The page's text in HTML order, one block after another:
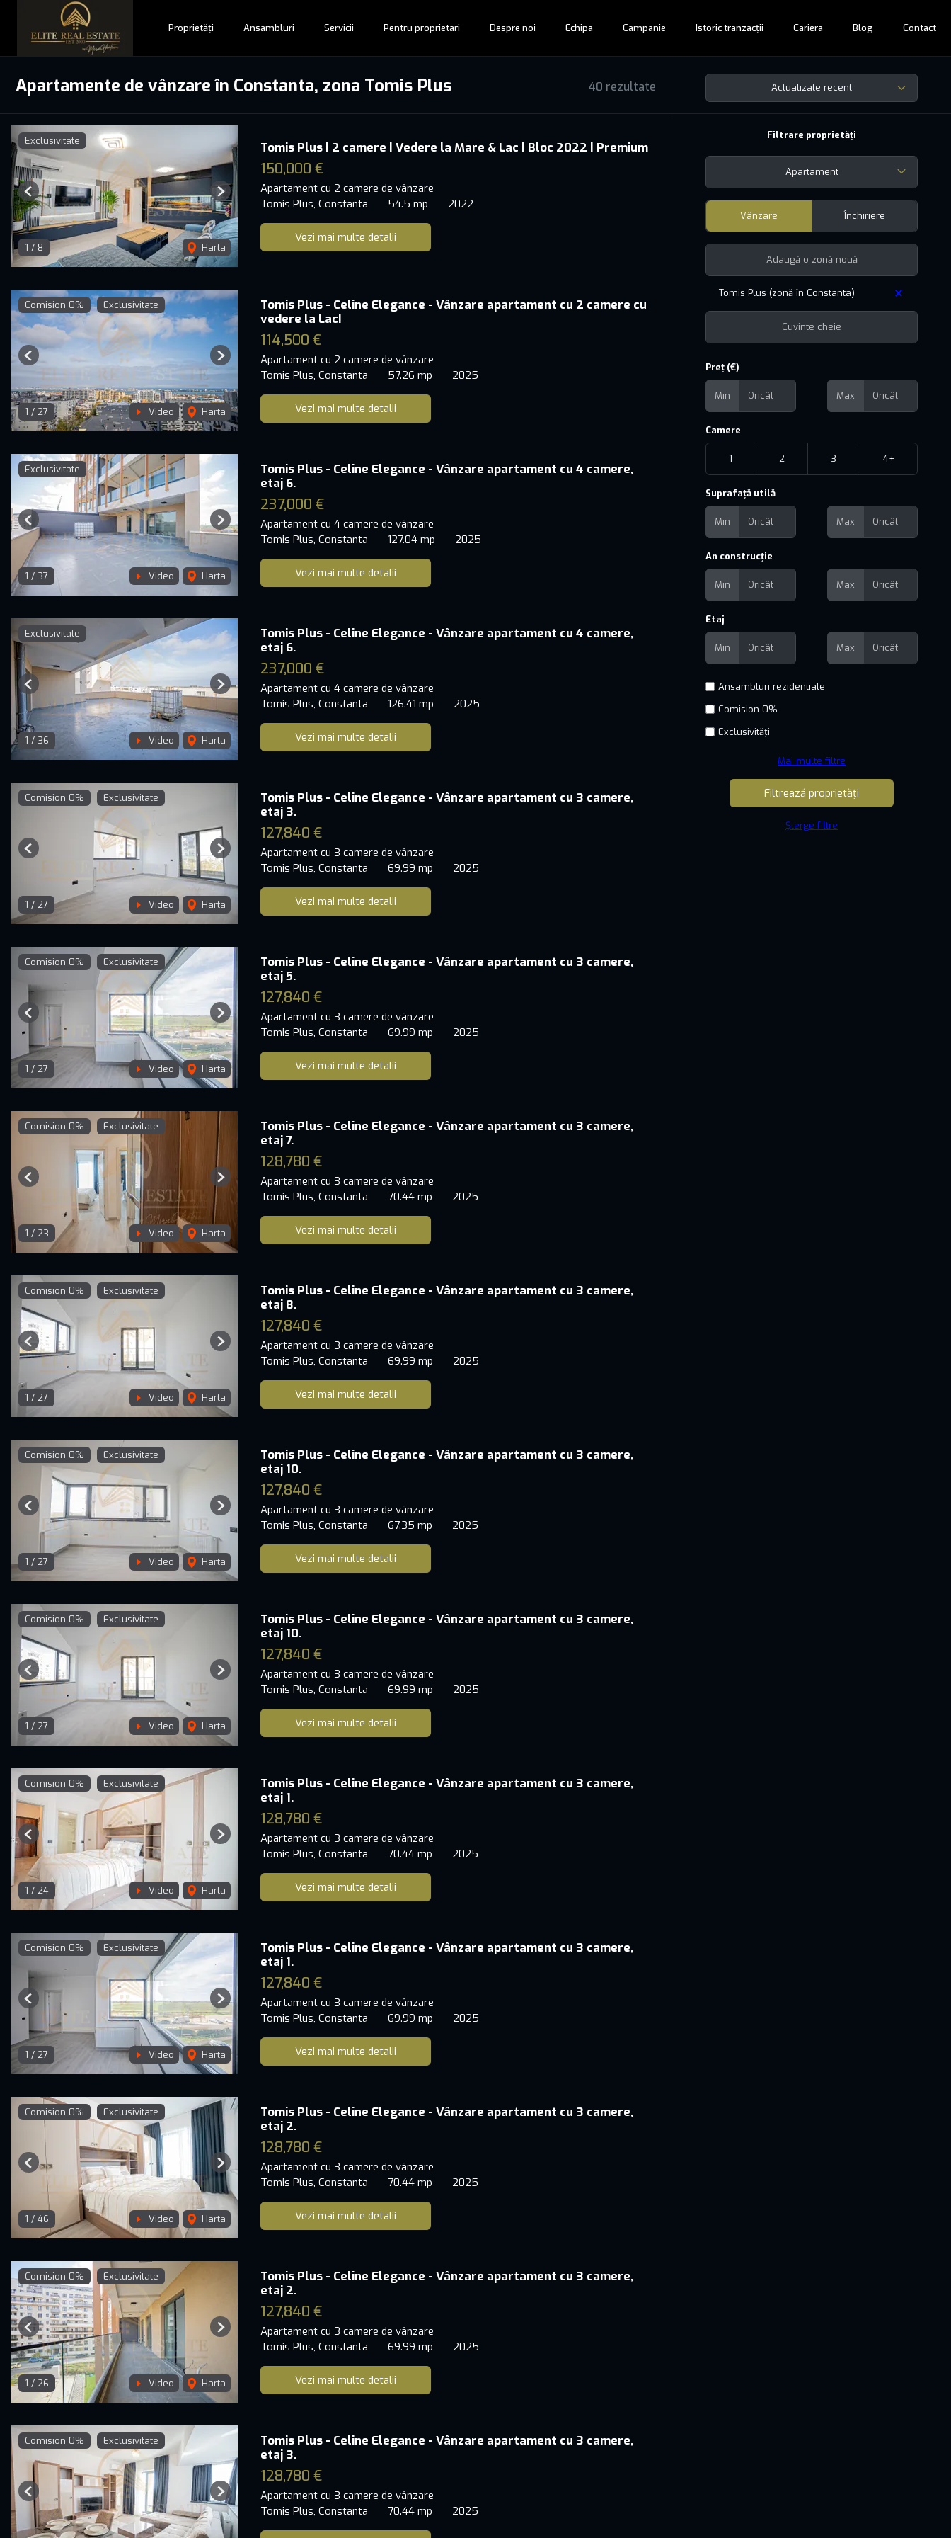
Proprietăți Ansambluri Servicii Pentru proprietari Despre noi Echipa Campanie Istoric tranzacții Cariera Blog Contact
40 rezultate
Apartamente de vânzare în Constanta, zona Tomis Plus Actualizate recent
Exclusivitate
1 / 8 Harta
Previous Next
Tomis Plus | 2 camere | Vedere la Mare & Lac | Bloc 2022 | Premium
150,000 €
Apartament cu 2 camere de vânzare
Tomis Plus, Constanta
54.5 mp 2022
Vezi mai multe detalii
Comision 0% Exclusivitate
1 / 27 Video Harta
Previous Next
Tomis Plus - Celine Elegance - Vânzare apartament cu 2 camere cu
vedere la Lac!
114,500 €
Apartament cu 2 camere de vânzare
Tomis Plus, Constanta
57.26 mp 2025
Vezi mai multe detalii
Exclusivitate
1 / 37 Video Harta
Previous Next
Tomis Plus - Celine Elegance - Vânzare apartament cu 4 camere,
etaj 6.
237,000 €
Apartament cu 4 camere de vânzare
Tomis Plus, Constanta
127.04 mp 2025
Vezi mai multe detalii
Exclusivitate
1 / 36 Video Harta
Previous Next
Tomis Plus - Celine Elegance - Vânzare apartament cu 4 camere,
etaj 6.
237,000 €
Apartament cu 4 camere de vânzare
Tomis Plus, Constanta
126.41 mp 2025
Vezi mai multe detalii
Comision 0% Exclusivitate
1 / 27 Video Harta
Previous Next
Tomis Plus - Celine Elegance - Vânzare apartament cu 3 camere,
etaj 3.
127,840 €
Apartament cu 3 camere de vânzare
Tomis Plus, Constanta
69.99 mp 2025
Vezi mai multe detalii
Comision 0% Exclusivitate
1 / 27 Video Harta
Previous Next
Tomis Plus - Celine Elegance - Vânzare apartament cu 3 camere,
etaj 5.
127,840 €
Apartament cu 3 camere de vânzare
Tomis Plus, Constanta
69.99 mp 2025
Vezi mai multe detalii
Comision 0% Exclusivitate
1 / 23 Video Harta
Previous Next
Tomis Plus - Celine Elegance - Vânzare apartament cu 3 camere,
etaj 7.
128,780 €
Apartament cu 3 camere de vânzare
Tomis Plus, Constanta
70.44 mp 2025
Vezi mai multe detalii
Comision 0% Exclusivitate
1 / 27 Video Harta
Previous Next
Tomis Plus - Celine Elegance - Vânzare apartament cu 3 camere,
etaj 8.
127,840 €
Apartament cu 3 camere de vânzare
Tomis Plus, Constanta
69.99 mp 2025
Vezi mai multe detalii
Comision 0% Exclusivitate
1 / 27 Video Harta
Previous Next
Tomis Plus - Celine Elegance - Vânzare apartament cu 3 camere,
etaj 10.
127,840 €
Apartament cu 3 camere de vânzare
Tomis Plus, Constanta
67.35 mp 2025
Vezi mai multe detalii
Comision 0% Exclusivitate
1 / 27 Video Harta
Previous Next
Tomis Plus - Celine Elegance - Vânzare apartament cu 3 camere,
etaj 10.
127,840 €
Apartament cu 3 camere de vânzare
Tomis Plus, Constanta
69.99 mp 2025
Vezi mai multe detalii
Comision 0% Exclusivitate
1 / 24 Video Harta
Previous Next
Tomis Plus - Celine Elegance - Vânzare apartament cu 3 camere,
etaj 1.
128,780 €
Apartament cu 3 camere de vânzare
Tomis Plus, Constanta
70.44 mp 2025
Vezi mai multe detalii
Comision 0% Exclusivitate
1 / 27 Video Harta
Previous Next
Tomis Plus - Celine Elegance - Vânzare apartament cu 3 camere,
etaj 1.
127,840 €
Apartament cu 3 camere de vânzare
Tomis Plus, Constanta
69.99 mp 2025
Vezi mai multe detalii
Comision 0% Exclusivitate
1 / 46 Video Harta
Previous Next
Tomis Plus - Celine Elegance - Vânzare apartament cu 3 camere,
etaj 2.
128,780 €
Apartament cu 3 camere de vânzare
Tomis Plus, Constanta
70.44 mp 2025
Vezi mai multe detalii
Comision 0% Exclusivitate
1 / 26 Video Harta
Previous Next
Tomis Plus - Celine Elegance - Vânzare apartament cu 3 camere,
etaj 2.
127,840 €
Apartament cu 3 camere de vânzare
Tomis Plus, Constanta
69.99 mp 2025
Vezi mai multe detalii
Comision 0% Exclusivitate
Previous Next
Tomis Plus - Celine Elegance - Vânzare apartament cu 3 camere,
etaj 3.
128,780 €
Apartament cu 3 camere de vânzare
Tomis Plus, Constanta
70.44 mp 2025
Filtrare proprietăți
Apartament
Vânzare Închiriere
Tomis Plus (zonă în Constanta)
Preț (€)
Min Max
Camere
1 2 3 4+
Suprafață utilă
Min Max
An construcție
Min Max
Etaj
Min Max
Comision 0%
Exclusivități
Mai multe filtre
Șterge filtre